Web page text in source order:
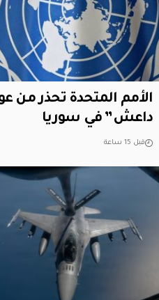
الأمم المتحدة تحذر من
داعش” في سوريا
قبل 15 ساعة